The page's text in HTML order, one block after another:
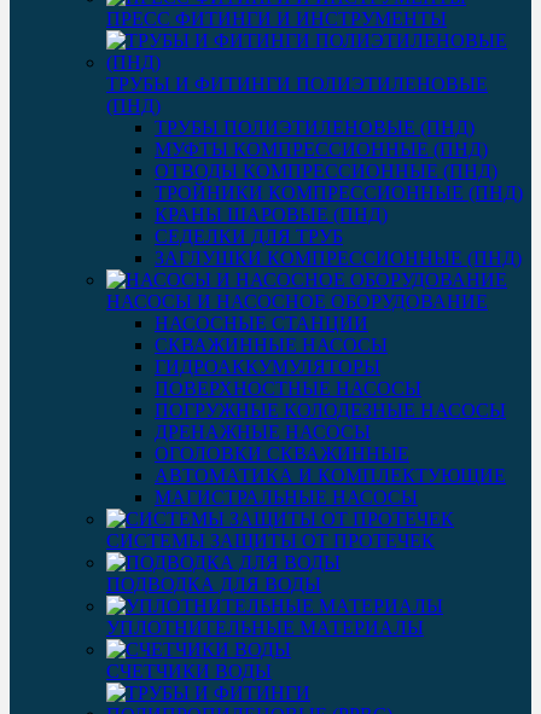
ПРЕСС ФИТИНГИ И ИНСТРУМЕНТЫ
ТРУБЫ И ФИТИНГИ ПОЛИЭТИЛЕНОВЫЕ
(ПНД)
ТРУБЫ ПОЛИЭТИЛЕНОВЫЕ (ПНД)
МУФТЫ КОМПРЕССИОННЫЕ (ПНД)
ОТВОДЫ КОМПРЕССИОННЫЕ (ПНД)
ТРОЙНИКИ КОМПРЕССИОННЫЕ (ПНД)
КРАНЫ ШАРОВЫЕ (ПНД)
СЕДЕЛКИ ДЛЯ ТРУБ
ЗАГЛУШКИ КОМПРЕССИОННЫЕ (ПНД)
НАСОСЫ И НАСОСНОЕ ОБОРУДОВАНИЕ
НАСОСНЫЕ СТАНЦИИ
СКВАЖИННЫЕ НАСОСЫ
ГИДРОАККУМУЛЯТОРЫ
ПОВЕРХНОСТНЫЕ НАСОСЫ
ПОГРУЖНЫЕ КОЛОДЕЗНЫЕ НАСОСЫ
ДРЕНАЖНЫЕ НАСОСЫ
ОГОЛОВКИ СКВАЖИННЫЕ
АВТОМАТИКА И КОМПЛЕКТУЮЩИЕ
МАГИСТРАЛЬНЫЕ НАСОСЫ
СИСТЕМЫ ЗАЩИТЫ ОТ ПРОТЕЧЕК
ПОДВОДКА ДЛЯ ВОДЫ
УПЛОТНИТЕЛЬНЫЕ МАТЕРИАЛЫ
СЧЕТЧИКИ ВОДЫ